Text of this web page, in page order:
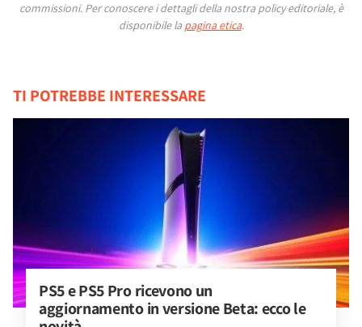
commissioni. Per conoscere i dettagli della nostra policy editoriale, è
disponibile la pagina etica.
TI POTREBBE INTERESSARE
PS5 e PS5 Pro ricevono un
aggiornamento in versione Beta: ecco le